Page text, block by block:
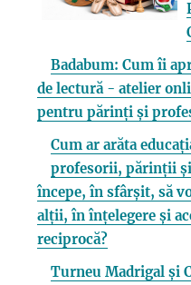
Badabum: Cum îi
de lectură - atelier
pentru părinți și
Cum ar arăta
profesorii, părinții
începe, în sfârșit, să
alții, în înțelegere și
reciprocă?
Turneu Madrigal și